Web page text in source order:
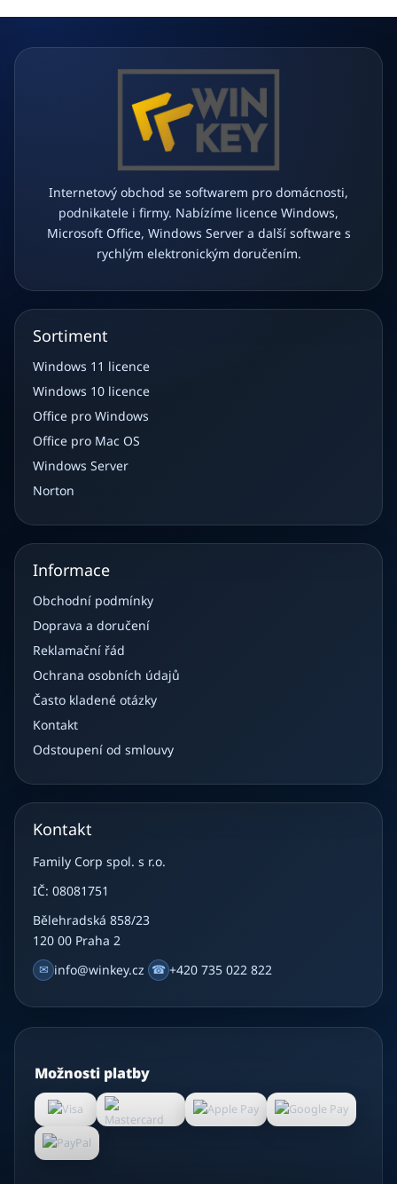
í
r
k
y
v
ý
p
i
u
Internetový obchod se softwarem pro domácnosti,
podnikatele i firmy. Nabízíme licence Windows,
Microsoft Office, Windows Server a další software s
rychlým elektronickým doručením.
Sortiment
Windows 11 licence
Windows 10 licence
Office pro Windows
Office pro Mac OS
Windows Server
Norton
Informace
Obchodní podmínky
Doprava a doručení
Reklamační řád
Ochrana osobních údajů
Často kladené otázky
Kontakt
Odstoupení od smlouvy
Kontakt
Family Corp spol. s r.o.
IČ: 08081751
Bělehradská 858/23
120 00 Praha 2
✉ info@winkey.cz ☎ +420 735 022 822
Možnosti platby